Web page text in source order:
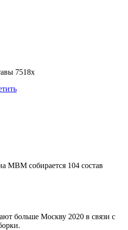
7518x
МВМ собирается 104 состав
больше Москву 2020 в связи с